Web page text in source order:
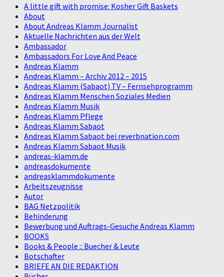
A little gift with promise: Kosher Gift Baskets
About
About Andreas Klamm Journalist
Aktuelle Nachrichten aus der Welt
Ambassador
Ambassadors For Love And Peace
Andreas Klamm
Andreas Klamm – Archiv 2012 – 2015
Andreas Klamm (Sabaot) TV – Fernsehprogramm
Andreas Klamm Menschen Soziales Medien
Andreas Klamm Musik
Andreas Klamm Pflege
Andreas Klamm Sabaot
Andreas Klamm Sabaot bei reverbnation.com
Andreas Klamm Sabaot Musik
andreas-klamm.de
andreasdokumente
andreasklammdokumente
Arbeitszeugnisse
Autor
BAG Netzpolitik
Behinderung
Bewerbung und Auftrags-Gesuche Andreas Klamm
BOOKS
Books & People :: Buecher & Leute
Botschafter
BRIEFE AN DIE REDAKTION